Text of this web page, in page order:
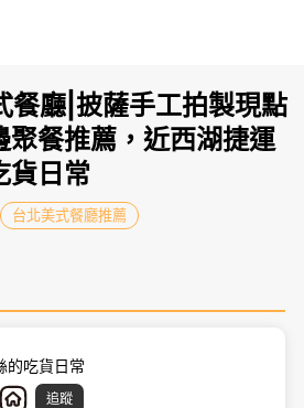
餐廳|披薩手工拍製現點
聚餐推薦，近西湖捷運
貨日常
台北美式餐廳推薦
的吃貨日常
追蹤